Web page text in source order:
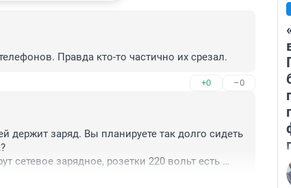
Правда кто-то частично их срезал.
+0 –0
держит заряд. Вы планируете так долго сидеть
сетевое зарядное, розетки 220 вольт есть